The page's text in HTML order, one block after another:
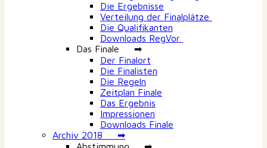
Die Ergebnisse
Verteilung der Finalplätze
Die Qualifikanten
Downloads RegVor
Das Finale ➡
Der Finalort
Die Finalisten
Die Regeln
Zeitplan Finale
Das Ergebnis
Impressionen
Downloads Finale
Archiv 2018 ➡